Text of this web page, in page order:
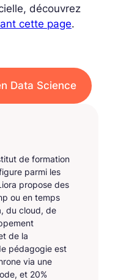
découvrez
cette page.
Data Science
de formation
parmi les
propose des
ou en temps
du cloud, de
de la
pédagogie est
via une
et 20%